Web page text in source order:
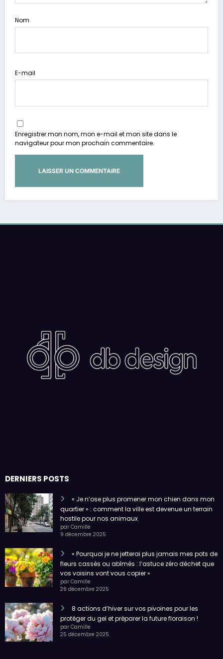
Nom
E-mail
Enregistrer mon nom, mon e-mail et mon site dans le
navigateur pour mon prochain commentaire.
DERNIERS POSTS
« Je n’ose plus promener mon chien dans mon
quartier » : comment la ville est devenue un terrain
hostile pour nos animaux
par Camille
9 décembre 2025
« Pourquoi je ne jetterai plus jamais mes pots de
fleurs cassés ou abîmés : l’astuce zéro déchet que
vos voisins vont vous copier »
par Camille
26 décembre 2025
8 actions d’hiver sur vos pivoines pour les
protéger du gel et préparer la future floraison !
par Camille
25 décembre 2025